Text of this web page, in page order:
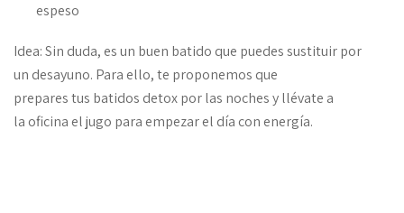
espeso
Idea: Sin duda, es un buen batido que puedes sustituir por
un desayuno. Para ello, te proponemos que
prepares tus batidos detox por las noches y llévate a
la oficina el jugo para empezar el día con energía.